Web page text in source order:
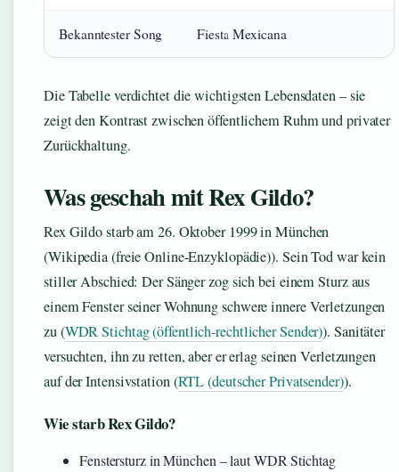
Bekanntester Song Fiesta Mexicana
Die Tabelle verdichtet die wichtigsten Lebensdaten – sie
zeigt den Kontrast zwischen öffentlichem Ruhm und privater
Zurückhaltung.
Was geschah mit Rex Gildo?
Rex Gildo starb am 26. Oktober 1999 in München
(Wikipedia (freie Online-Enzyklopädie)). Sein Tod war kein
stiller Abschied: Der Sänger zog sich bei einem Sturz aus
einem Fenster seiner Wohnung schwere innere Verletzungen
zu (WDR Stichtag (öffentlich-rechtlicher Sender)). Sanitäter
versuchten, ihn zu retten, aber er erlag seinen Verletzungen
auf der Intensivstation (RTL (deutscher Privatsender)).
Wie starb Rex Gildo?
Fenstersturz in München – laut WDR Stichtag